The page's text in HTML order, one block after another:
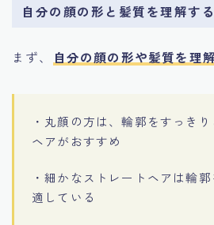
自分の顔の形と髪質を理解する
まず、 自分の顔の形や髪質を理
・丸顔の方は、輪郭をすっき
ヘアがおすすめ
・細かなストレートヘアは輪
適している